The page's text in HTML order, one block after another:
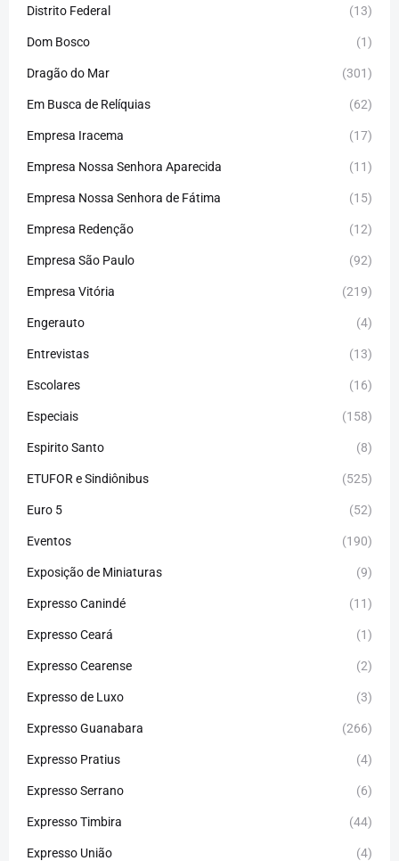
Distrito Federal (13)
Dom Bosco (1)
Dragão do Mar (301)
Em Busca de Relíquias (62)
Empresa Iracema (17)
Empresa Nossa Senhora Aparecida (11)
Empresa Nossa Senhora de Fátima (15)
Empresa Redenção (12)
Empresa São Paulo (92)
Empresa Vitória (219)
Engerauto (4)
Entrevistas (13)
Escolares (16)
Especiais (158)
Espirito Santo (8)
ETUFOR e Sindiônibus (525)
Euro 5 (52)
Eventos (190)
Exposição de Miniaturas (9)
Expresso Canindé (11)
Expresso Ceará (1)
Expresso Cearense (2)
Expresso de Luxo (3)
Expresso Guanabara (266)
Expresso Pratius (4)
Expresso Serrano (6)
Expresso Timbira (44)
Expresso União (4)